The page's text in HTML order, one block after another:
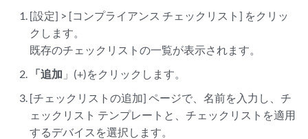
[設定] > [コンプライアンス チェックリスト] をクリッ
クします。
既存のチェックリストの一覧が表示されます。
「追加 」(+)をクリックします。
[チェックリストの追加] ページで、名前を入力し、チ
ェックリスト テンプレートと、チェックリストを適用
するデバイスを選択します。